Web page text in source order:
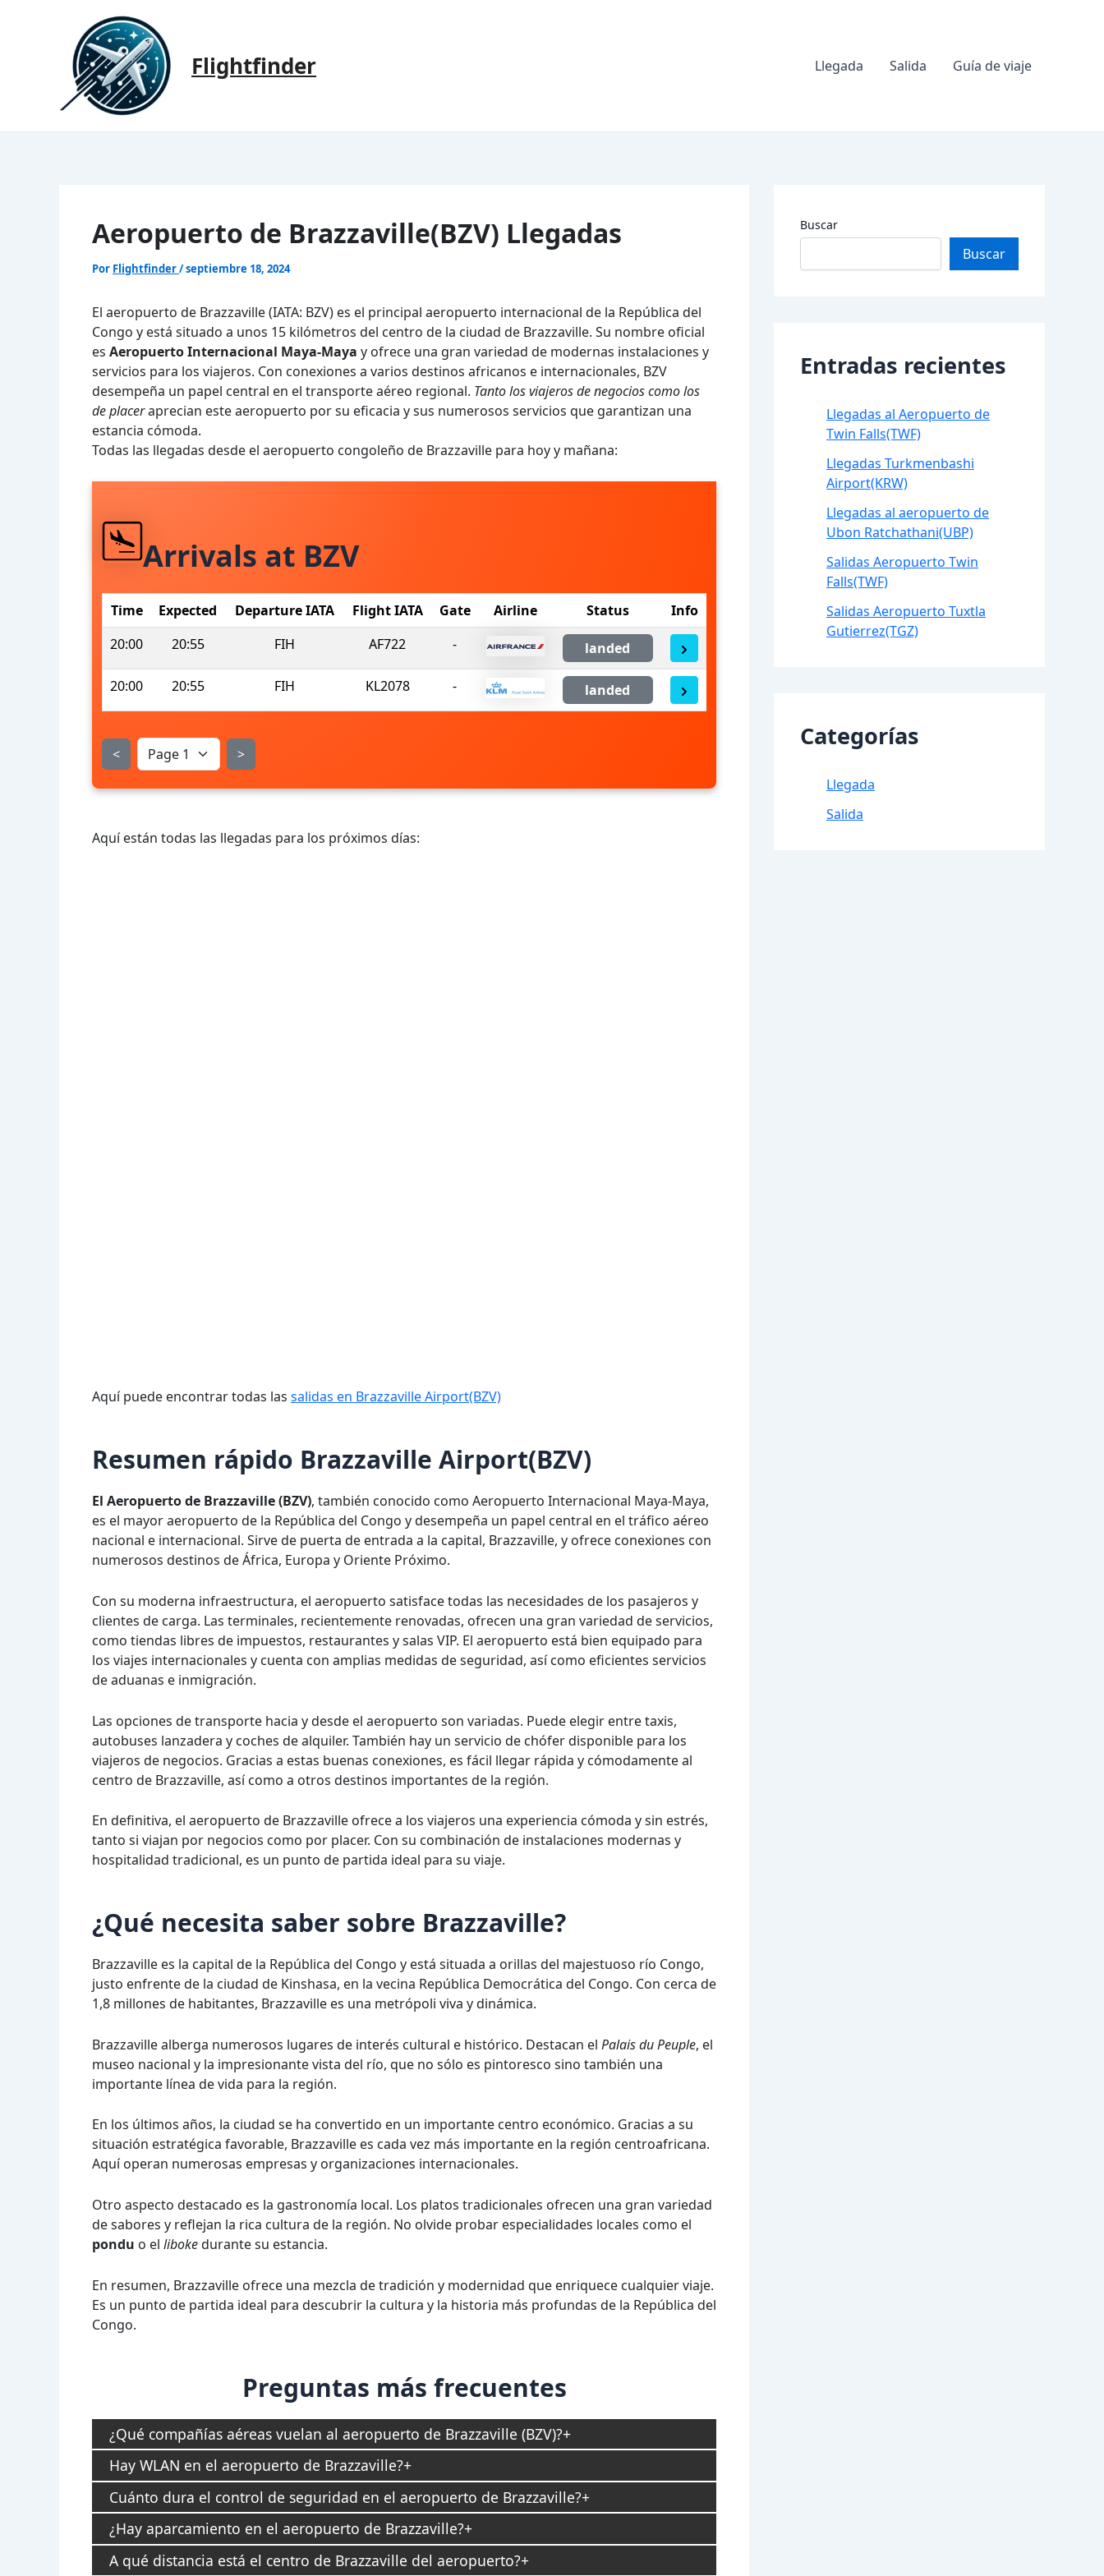
Flightfinder Llegada Salida Guía de viaje
Aeropuerto de Brazzaville(BZV) Llegadas
Por Flightfinder/septiembre 18, 2024
El aeropuerto de Brazzaville (IATA: BZV) es el principal aeropuerto internacional de la República del
Congo y está situado a unos 15 kilómetros del centro de la ciudad de Brazzaville. Su nombre oficial
es Aeropuerto Internacional Maya-Maya y ofrece una gran variedad de modernas instalaciones y
servicios para los viajeros. Con conexiones a varios destinos africanos e internacionales, BZV
desempeña un papel central en el transporte aéreo regional. Tanto los viajeros de negocios como los
de placeraprecian este aeropuerto por su eficacia y sus numerosos servicios que garantizan una
estancia cómoda.
Todas las llegadas desde el aeropuerto congoleño de Brazzaville para hoy y mañana:
Arrivals at BZV
Time Expected Departure IATA Flight IATA Gate Airline Status
Info
20:00
20:55 FIH AF722 - landed
20:00 20:55 FIH KL2078 - landed
< >
Aquí están todas las llegadas para los próximos días:
Aquí puede encontrar todas las salidas en Brazzaville Airport(BZV)
Resumen rápido Brazzaville Airport(BZV)
El Aeropuerto de Brazzaville (BZV), también conocido como Aeropuerto Internacional Maya-Maya,
es el mayor aeropuerto de la República del Congo y desempeña un papel central en el tráfico aéreo
nacional e internacional. Sirve de puerta de entrada a la capital, Brazzaville, y ofrece conexiones con
numerosos destinos de África, Europa y Oriente Próximo.
Con su moderna infraestructura, el aeropuerto satisface todas las necesidades de los pasajeros y
clientes de carga. Las terminales, recientemente renovadas, ofrecen una gran variedad de servicios,
como tiendas libres de impuestos, restaurantes y salas VIP. El aeropuerto está bien equipado para
los viajes internacionales y cuenta con amplias medidas de seguridad, así como eficientes servicios
de aduanas e inmigración.
Las opciones de transporte hacia y desde el aeropuerto son variadas. Puede elegir entre taxis,
autobuses lanzadera y coches de alquiler. También hay un servicio de chófer disponible para los
viajeros de negocios. Gracias a estas buenas conexiones, es fácil llegar rápida y cómodamente al
centro de Brazzaville, así como a otros destinos importantes de la región.
En definitiva, el aeropuerto de Brazzaville ofrece a los viajeros una experiencia cómoda y sin estrés,
tanto si viajan por negocios como por placer. Con su combinación de instalaciones modernas y
hospitalidad tradicional, es un punto de partida ideal para su viaje.
¿Qué necesita saber sobre Brazzaville?
Brazzaville es la capital de la República del Congo y está situada a orillas del majestuoso río Congo,
justo enfrente de la ciudad de Kinshasa, en la vecina República Democrática del Congo. Con cerca de
1,8 millones de habitantes, Brazzaville es una metrópoli viva y dinámica.
Brazzaville alberga numerosos lugares de interés cultural e histórico. Destacan el Palais du Peuple, el
museo nacional y la impresionante vista del río, que no sólo es pintoresco sino también una
importante línea de vida para la región.
En los últimos años, la ciudad se ha convertido en un importante centro económico. Gracias a su
situación estratégica favorable, Brazzaville es cada vez más importante en la región centroafricana.
Aquí operan numerosas empresas y organizaciones internacionales.
Otro aspecto destacado es la gastronomía local. Los platos tradicionales ofrecen una gran variedad
de sabores y reflejan la rica cultura de la región. No olvide probar especialidades locales como el
pondu o el libokedurante su estancia.
En resumen, Brazzaville ofrece una mezcla de tradición y modernidad que enriquece cualquier viaje.
Es un punto de partida ideal para descubrir la cultura y la historia más profundas de la República del
Congo.
Preguntas más frecuentes
¿Qué compañías aéreas vuelan al aeropuerto de Brazzaville (BZV)?
Hay WLAN en el aeropuerto de Brazzaville?
Cuánto dura el control de seguridad en el aeropuerto de Brazzaville?
¿Hay aparcamiento en el aeropuerto de Brazzaville?
A qué distancia está el centro de Brazzaville del aeropuerto?
Buscar
Buscar
Entradas recientes
Llegadas al Aeropuerto de
Twin Falls(TWF)
Llegadas Turkmenbashi
Airport(KRW)
Llegadas al aeropuerto de
Ubon Ratchathani(UBP)
Salidas Aeropuerto Twin
Falls(TWF)
Salidas Aeropuerto Tuxtla
Gutierrez(TGZ)
Categorías
Llegada
Salida